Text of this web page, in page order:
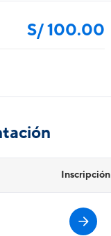
S/ 100.00
Inscripción